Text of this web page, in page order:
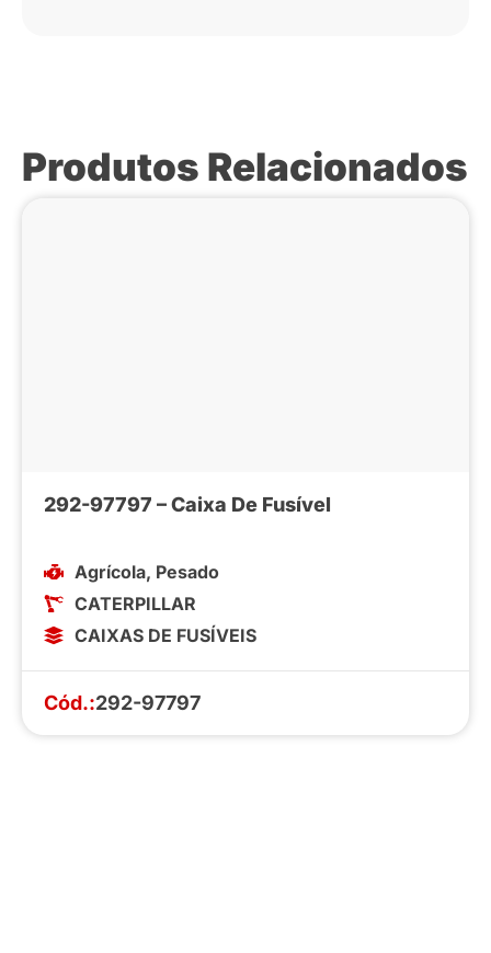
Produtos Relacionados
292-97797 – Caixa De Fusível
Agrícola, Pesado
CATERPILLAR
CAIXAS DE FUSÍVEIS
Cód.:292-97797